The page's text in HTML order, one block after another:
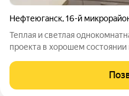
Нефтеюганск,16-й
Теплая и светлая
проекта в хорошем
совмещенный, в кафеле.
остается кухонный гарнитур,